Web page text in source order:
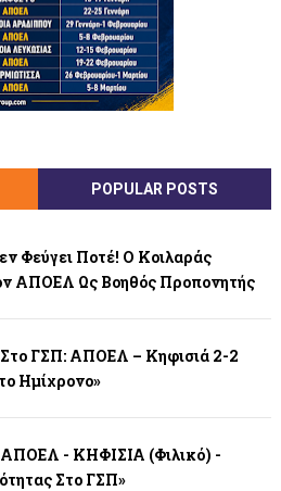
POPULAR POSTS
Φεύγει Ποτέ! Ο Κοιλαράς
ΑΠΟΕΛ Ως Βοηθός Προπονητής
ΓΣΠ: ΑΠΟΕΛ – Κηφισιά 2-2
Ημίχρονο»
- ΚΗΦΙΣΙΑ (φιλικό) -
Στο ΓΣΠ»